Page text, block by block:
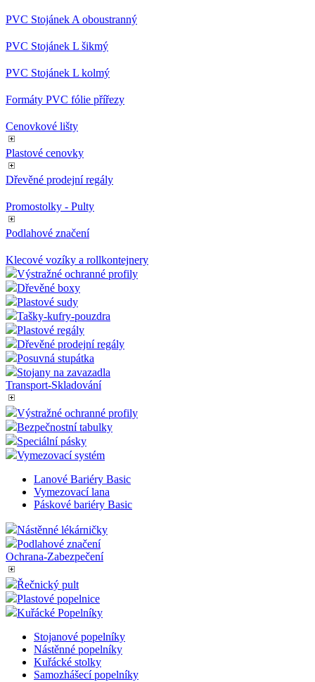
PVC Stojánek A oboustranný
PVC Stojánek L šikmý
PVC Stojánek L kolmý
Formáty PVC fólie přířezy
Cenovkové lišty
Plastové cenovky
Dřevěné prodejní regály
Promostolky - Pulty
Podlahové značení
Klecové vozíky a rollkontejnery
Výstražné ochranné profily
Dřevěné boxy
Plastové sudy
Tašky-kufry-pouzdra
Plastové regály
Dřevěné prodejní regály
Posuvná stupátka
Stojany na zavazadla
Transport-Skladování
Výstražné ochranné profily
Bezpečnostní tabulky
Speciální pásky
Vymezovací systém
Lanové Bariéry Basic
Vymezovací lana
Páskové bariéry Basic
Nástěnné lékárničky
Podlahové značení
Ochrana-Zabezpečení
Řečnický pult
Plastové popelnice
Kuřácké Popelníky
Stojanové popelníky
Nástěnné popelníky
Kuřácké stolky
Samozhášecí popelníky